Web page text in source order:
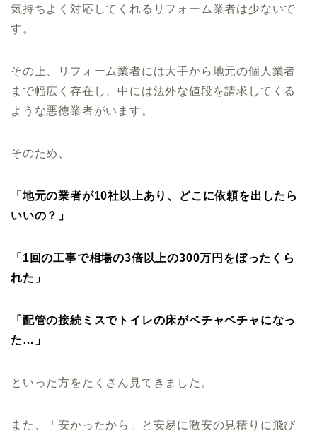
気持ちよく対応してくれるリフォーム業者は少ないで
す。
その上、リフォーム業者には大手から地元の個人業者
まで幅広く存在し、中には法外な値段を請求してくる
ような悪徳業者がいます。
そのため、
「地元の業者が10社以上あり、どこに依頼を出したら
いいの？」
「1回の工事で相場の3倍以上の300万円をぼったくら
れた」
「配管の接続ミスでトイレの床がベチャベチャになっ
た…」
といった方をたくさん見てきました。
また、「安かったから」と安易に激安の見積りに飛び